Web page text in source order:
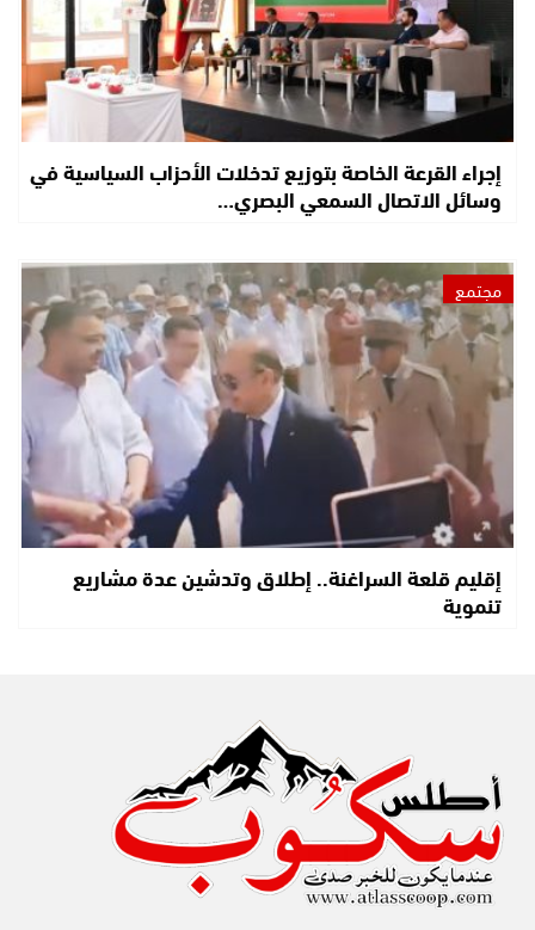
إجراء القرعة الخاصة بتوزيع تدخلات الأحزاب السياسية في
وسائل الاتصال السمعي البصري…
مجتمع
إقليم قلعة السراغنة.. إطلاق وتدشين عدة مشاريع
تنموية